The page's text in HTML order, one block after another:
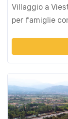
Villaggio a
per famiglie